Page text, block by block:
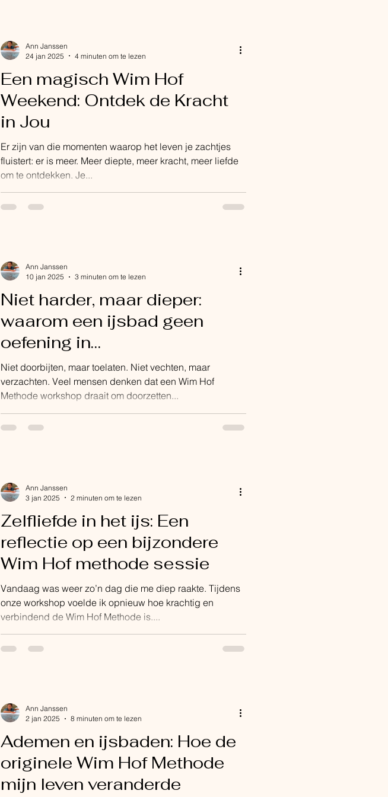
werken we met drie krachtige elementen: mindset,
ademhaling en kou
Een magisch Wim Hof
Weekend: Ontdek de Kracht
in Jou
Er zijn van die momenten waarop het leven je zachtjes
fluistert: er is meer. Meer diepte, meer kracht, meer liefde
om te ontdekken. Je...
Ann Janssen
24 jan 2025
4 minuten om te lezen
Niet harder, maar dieper:
waarom een ijsbad geen
oefening in
doorzettingsvermogen is
Niet doorbijten, maar toelaten. Niet vechten, maar
verzachten. Veel mensen denken dat een Wim Hof
Methode workshop draait om doorzetten...
Ann Janssen
10 jan 2025
3 minuten om te lezen
Zelfliefde in het ijs: Een
reflectie op een bijzondere
Wim Hof methode sessie
Vandaag was weer zo’n dag die me diep raakte. Tijdens
onze workshop voelde ik opnieuw hoe krachtig en
verbindend de Wim Hof Methode is....
Ann Janssen
3 jan 2025
2 minuten om te lezen
Ademen en ijsbaden: Hoe de
originele Wim Hof Methode
mijn leven veranderde
Ann Janssen
2 jan 2025
8 minuten om te lezen